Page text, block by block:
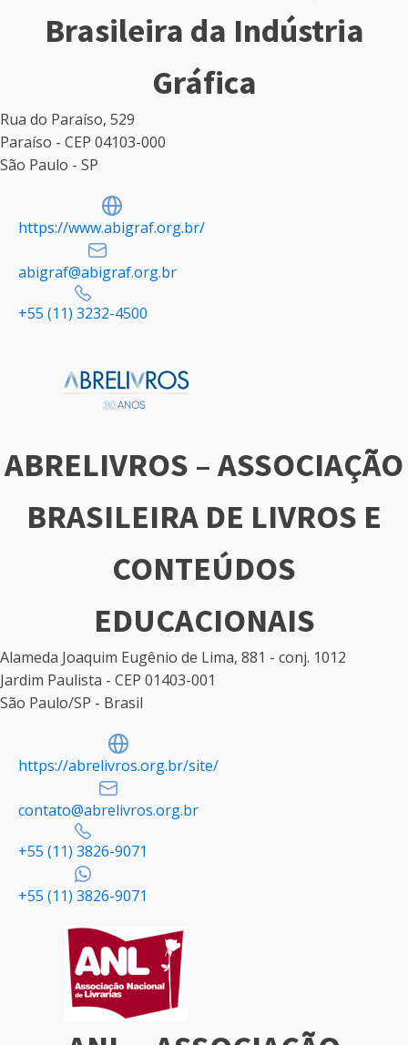
Brasileira da Indústria
Gráfica
Rua do Paraíso, 529
Paraíso - CEP 04103-000
São Paulo - SP
https://www.abigraf.org.br/
abigraf@abigraf.org.br
+55 (11) 3232-4500
ABRELIVROS – ASSOCIAÇÃO
BRASILEIRA DE LIVROS E
CONTEÚDOS
EDUCACIONAIS
Alameda Joaquim Eugênio de Lima, 881 - conj. 1012
Jardim Paulista - CEP 01403-001
São Paulo/SP - Brasil
https://abrelivros.org.br/site/
contato@abrelivros.org.br
+55 (11) 3826-9071
+55 (11) 3826-9071